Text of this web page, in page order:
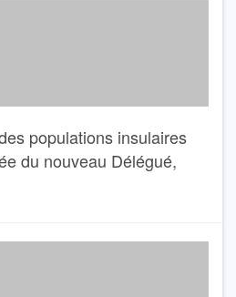
populations insulaires
du nouveau Délégué,